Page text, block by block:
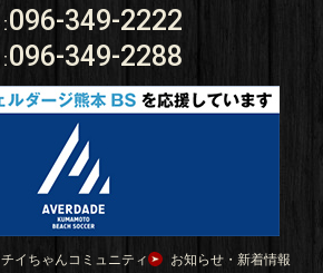
:096-349-2222
:096-349-2288
チイちゃんコミュニティ お知らせ・新着情報